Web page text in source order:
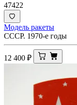
47422
Модель ракеты
СССР. 1970-е годы
12 400 ₽